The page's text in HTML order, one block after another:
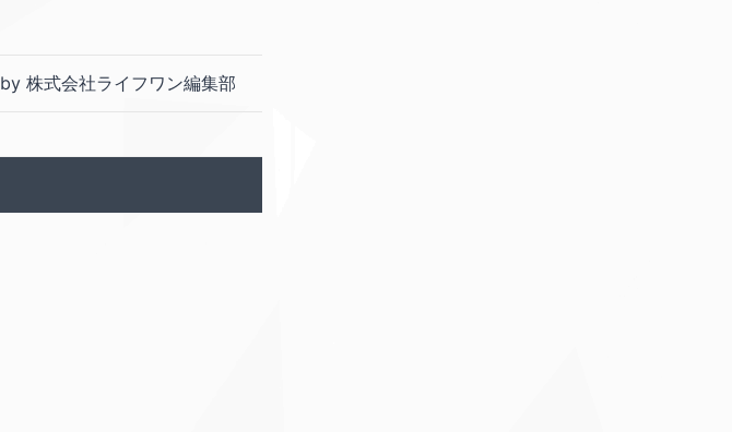
by 株式会社ライフワン編集部